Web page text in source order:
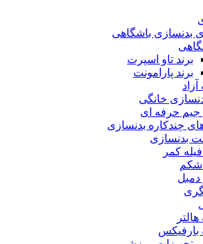
بدنسازی باشگاهی
برند تاو اسپرت
برند پارامونت
آزاد
خانگی
جیم حرفه ای
چندکاره بدنسازی
بدنسازی
کمر
شکم
دمبل
بارفیکس